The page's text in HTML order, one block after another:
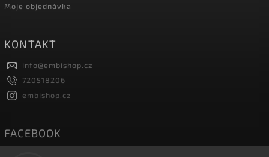
Moje objednávka
KONTAKT
info@embishop.cz
720518206
embishop.cz
FACEBOOK